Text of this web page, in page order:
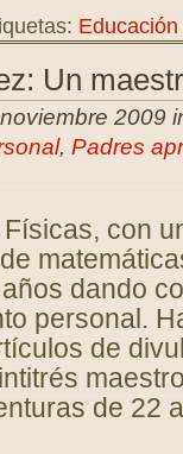
Un
2009
, Padres
con
dando
personal.
de
de 22